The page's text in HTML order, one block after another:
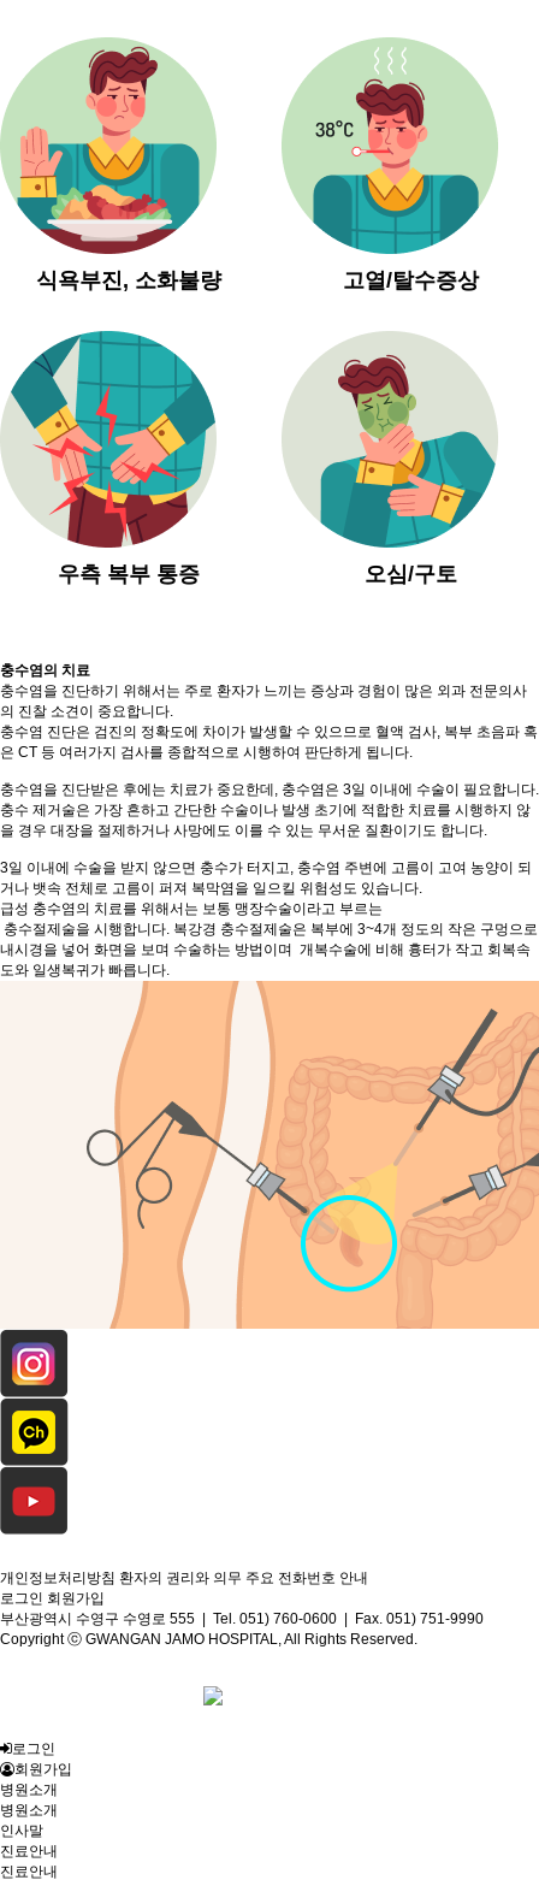
식욕부진, 소화불량 고열/탈수증상
우측 복부 통증 오심/구토
충수염의 치료
충수염을 진단하기 위해서는 주로 환자가 느끼는 증상과 경험이 많은 외과 전문의사
의 진찰 소견이 중요합니다.
충수염 진단은 검진의 정확도에 차이가 발생할 수 있으므로 혈액 검사, 복부 초음파 혹
은 CT 등 여러가지 검사를 종합적으로 시행하여 판단하게 됩니다.
충수염을 진단받은 후에는 치료가 중요한데, 충수염은 3일 이내에 수술이 필요합니다.
충수 제거술은 가장 흔하고 간단한 수술이나 발생 초기에 적합한 치료를 시행하지 않
을 경우 대장을 절제하거나 사망에도 이를 수 있는 무서운 질환이기도 합니다.
3일 이내에 수술을 받지 않으면 충수가 터지고, 충수염 주변에 고름이 고여 농양이 되
거나 뱃속 전체로 고름이 퍼져 복막염을 일으킬 위험성도 있습니다.
급성 충수염의 치료를 위해서는 보통 맹장수술이라고 부르는
충수절제술을 시행합니다. 복강경 충수절제술은 복부에 3~4개 정도의 작은 구멍으로
내시경을 넣어 화면을 보며 수술하는 방법이며 개복수술에 비해 흉터가 작고 회복속
도와 일생복귀가 빠릅니다.
개인정보처리방침 환자의 권리와 의무 주요 전화번호 안내
로그인 회원가입
부산광역시 수영구 수영로 555 | Tel. 051) 760-0600 | Fax. 051) 751-9990
Copyright ⓒ GWANGAN JAMO HOSPITAL, All Rights Reserved.
로그인
회원가입
병원소개
병원소개
인사말
진료안내
진료안내